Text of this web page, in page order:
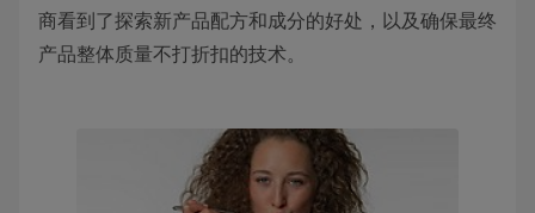
商看到了探索新产品配方和成分的好处，以及确保最终
产品整体质量不打折扣的技术。